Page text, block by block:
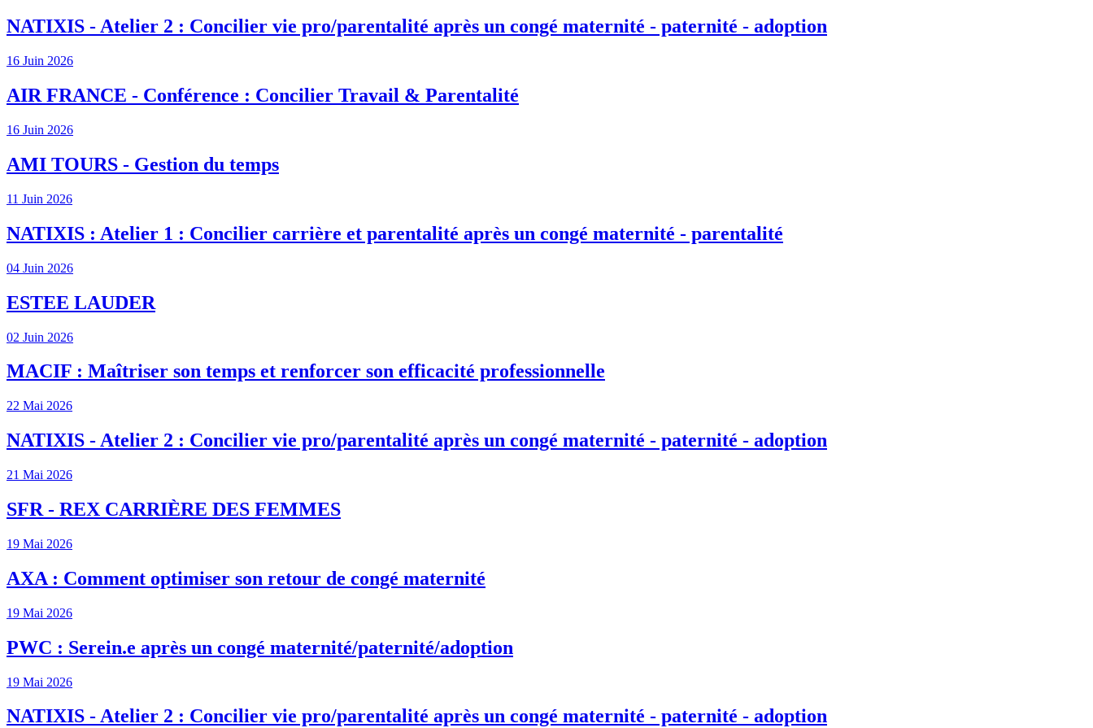
NATIXIS - Atelier 2 : Concilier vie pro/parentalité après un congé maternité - paternité - adoption
16 Juin 2026
AIR FRANCE - Conférence : Concilier Travail & Parentalité
16 Juin 2026
AMI TOURS - Gestion du temps
11 Juin 2026
NATIXIS : Atelier 1 : Concilier carrière et parentalité après un congé maternité - parentalité
04 Juin 2026
ESTEE LAUDER
02 Juin 2026
MACIF : Maîtriser son temps et renforcer son efficacité professionnelle
22 Mai 2026
NATIXIS - Atelier 2 : Concilier vie pro/parentalité après un congé maternité - paternité - adoption
21 Mai 2026
SFR - REX CARRIÈRE DES FEMMES
19 Mai 2026
AXA : Comment optimiser son retour de congé maternité
19 Mai 2026
PWC : Serein.e après un congé maternité/paternité/adoption
19 Mai 2026
NATIXIS - Atelier 2 : Concilier vie pro/parentalité après un congé maternité - paternité - adoption